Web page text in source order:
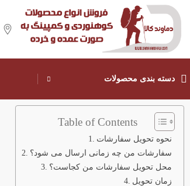
دسته بندی محصولات
Table of Contents
نحوه تحویل سفارشات
سفارشات من چه زمانی ارسال می شود؟
محل تحویل سفارشات من کجاست؟
زمان تحویل